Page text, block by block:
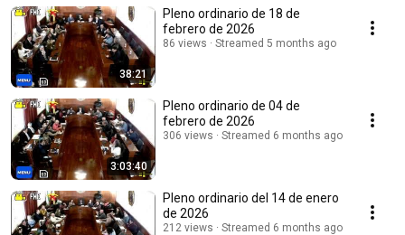
38:21
Pleno ordinario de 18 de
febrero de 2026
86 views Streamed 5 months ago
3:03:40
Pleno ordinario de 04 de
febrero de 2026
306 views Streamed 6 months ago
Pleno ordinario del 14 de enero
de 2026
212 views Streamed 6 months ago